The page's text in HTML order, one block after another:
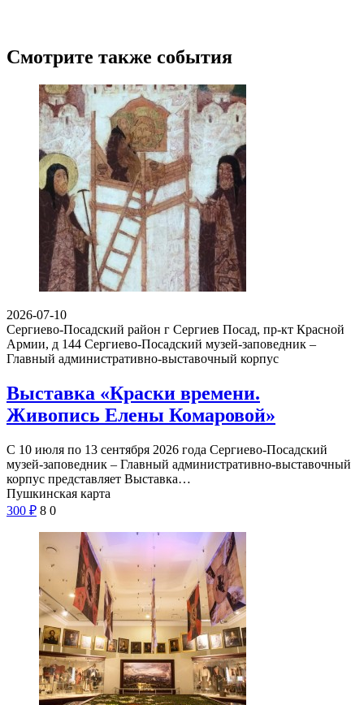
Смотрите также события
2026-07-10
Сергиево-Посадский район г Сергиев Посад, пр-кт Красной
Армии, д 144 Сергиево-Посадский музей-заповедник –
Главный административно-выставочный корпус
Выставка «Краски времени.
Живопись Елены Комаровой»
С 10 июля по 13 сентября 2026 года Сергиево-Посадский
музей-заповедник – Главный административно-выставочный
корпус представляет Выставка…
Пушкинская карта
300 ₽ 8 0